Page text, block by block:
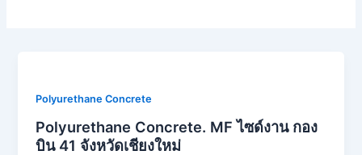
Polyurethane Concrete
Polyurethane Concrete. MF ไซด์งาน กอง
บิน 41 จังหวัดเชียงใหม่